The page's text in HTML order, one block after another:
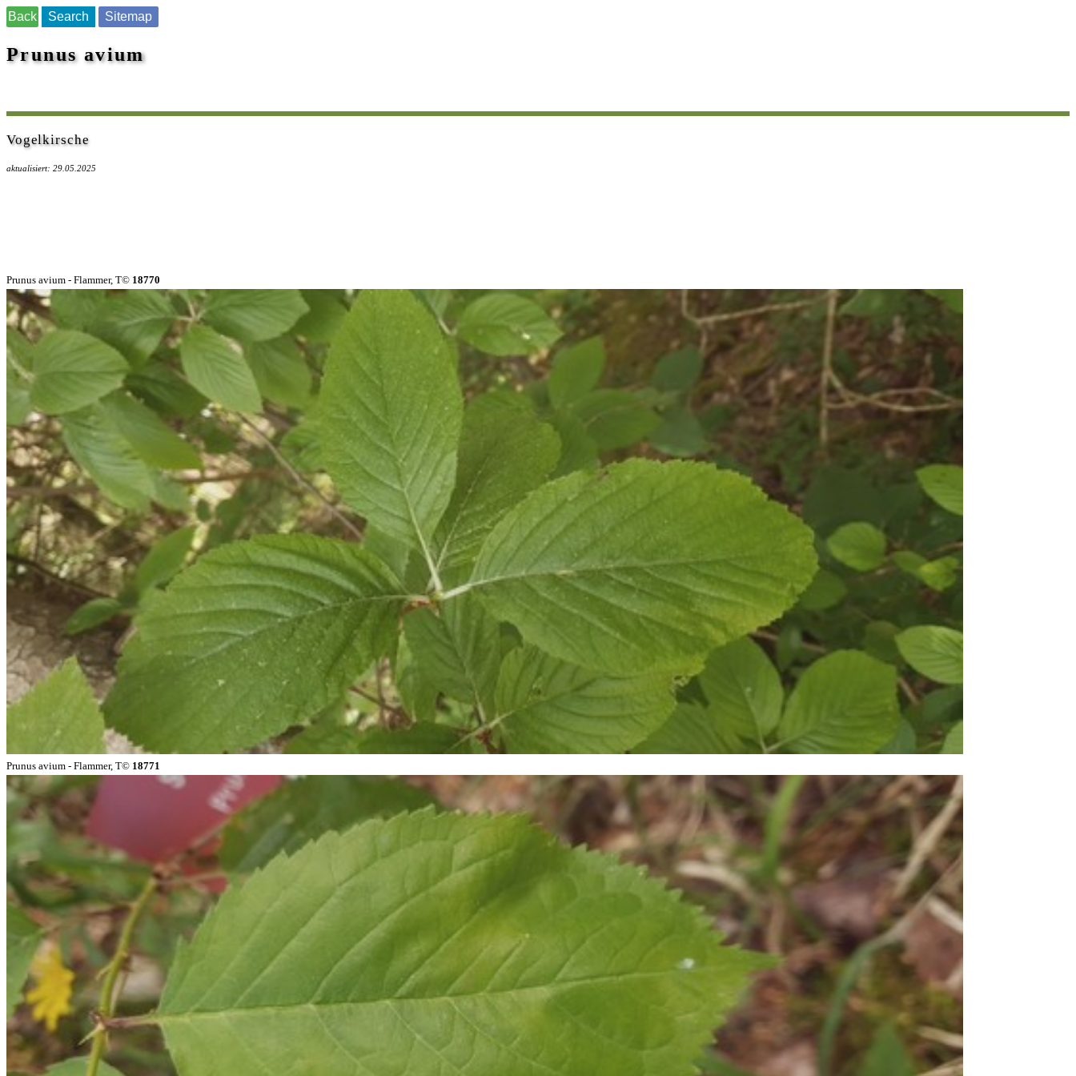
Back Search Sitemap
Prunus avium
Vogelkirsche
aktualisiert: 29.05.2025
Prunus avium - Flammer, T© 18770
Prunus avium - Flammer, T© 18771